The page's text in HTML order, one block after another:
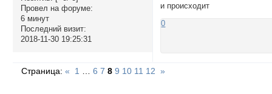
Провел на форуме:
6 минут
Последний визит:
2018-11-30 19:25:31
и происходит
0
Страница:« 1 6 7 8 9 10 11 12 »